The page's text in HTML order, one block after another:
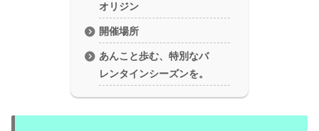
オリジン
開催場所
あんこと歩む、特別なバ
レンタインシーズンを。